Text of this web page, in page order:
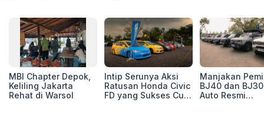
MBI Chapter Depok,
Keliling Jakarta
Rehat di Warsol
Intip Serunya Aksi
Ratusan Honda Civic
FD yang Sukses Curi
Manjakan
BJ40 dan
Auto Resmi